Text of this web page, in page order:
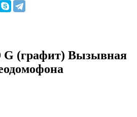
G (графит) Вызывная